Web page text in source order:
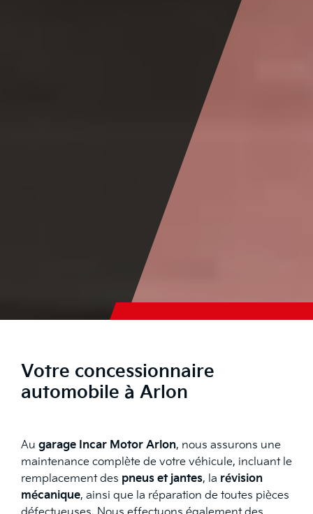
Votre concessionnaire
automobile à Arlon
Au garage Incar Motor Arlon, nous assurons une
maintenance complète de votre véhicule, incluant le
remplacement des pneus et jantes, la révision
mécanique, ainsi que la réparation de toutes pièces